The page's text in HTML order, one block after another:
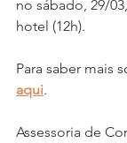
no sábado, 29/
hotel (12h).
Para saber mais
aqui.
Assessoria de